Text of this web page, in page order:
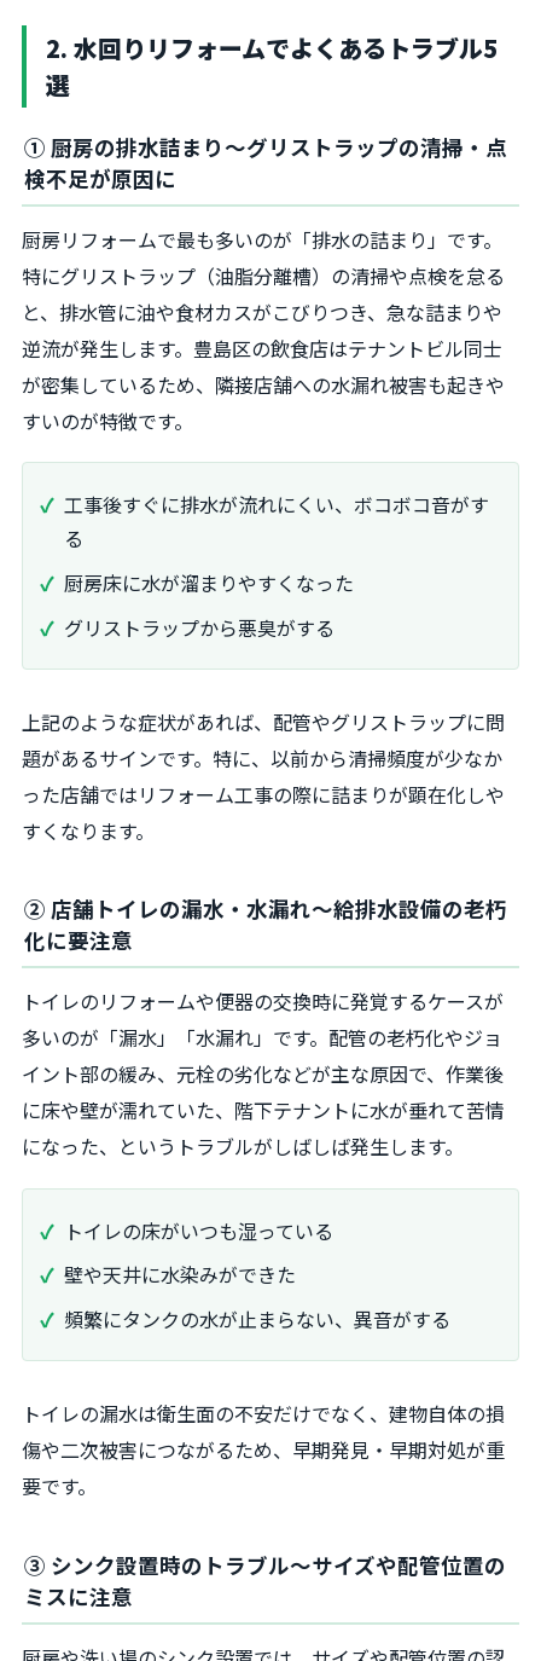
2. 水回りリフォームでよくあるトラブル5
選
① 厨房の排水詰まり〜グリストラップの清掃・点
検不足が原因に
厨房リフォームで最も多いのが「排水の詰まり」です。
特にグリストラップ（油脂分離槽）の清掃や点検を怠る
と、排水管に油や食材カスがこびりつき、急な詰まりや
逆流が発生します。豊島区の飲食店はテナントビル同士
が密集しているため、隣接店舗への水漏れ被害も起きや
すいのが特徴です。
工事後すぐに排水が流れにくい、ボコボコ音がす
る
厨房床に水が溜まりやすくなった
グリストラップから悪臭がする
上記のような症状があれば、配管やグリストラップに問
題があるサインです。特に、以前から清掃頻度が少なか
った店舗ではリフォーム工事の際に詰まりが顕在化しや
すくなります。
② 店舗トイレの漏水・水漏れ〜給排水設備の老朽
化に要注意
トイレのリフォームや便器の交換時に発覚するケースが
多いのが「漏水」「水漏れ」です。配管の老朽化やジョ
イント部の緩み、元栓の劣化などが主な原因で、作業後
に床や壁が濡れていた、階下テナントに水が垂れて苦情
になった、というトラブルがしばしば発生します。
トイレの床がいつも湿っている
壁や天井に水染みができた
頻繁にタンクの水が止まらない、異音がする
トイレの漏水は衛生面の不安だけでなく、建物自体の損
傷や二次被害につながるため、早期発見・早期対処が重
要です。
③ シンク設置時のトラブル〜サイズや配管位置の
ミスに注意